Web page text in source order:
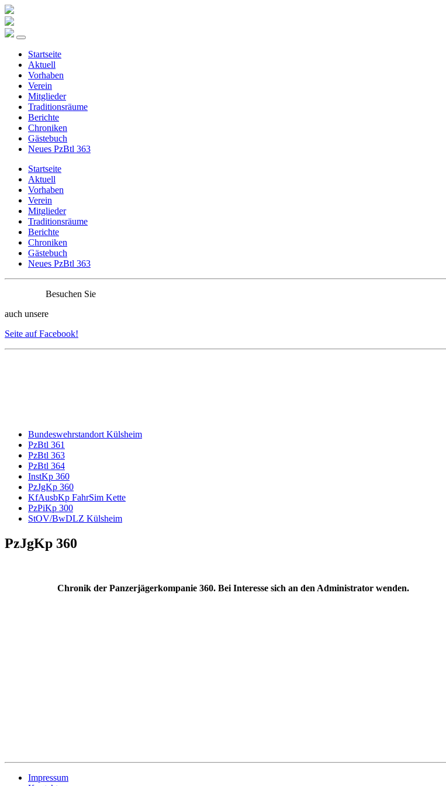
Startseite
Aktuell
Vorhaben
Verein
Mitglieder
Traditionsräume
Berichte
Chroniken
Gästebuch
Neues PzBtl 363
Startseite
Aktuell
Vorhaben
Verein
Mitglieder
Traditionsräume
Berichte
Chroniken
Gästebuch
Neues PzBtl 363
Besuchen Sie
auch unsere
Seite auf Facebook!
Bundeswehrstandort Külsheim
PzBtl 361
PzBtl 363
PzBtl 364
InstKp 360
PzJgKp 360
KfAusbKp FahrSim Kette
PzPiKp 300
StOV/BwDLZ Külsheim
PzJgKp 360
Chronik der Panzerjägerkompanie 360. Bei Interesse sich an den Administrator wenden.
Impressum